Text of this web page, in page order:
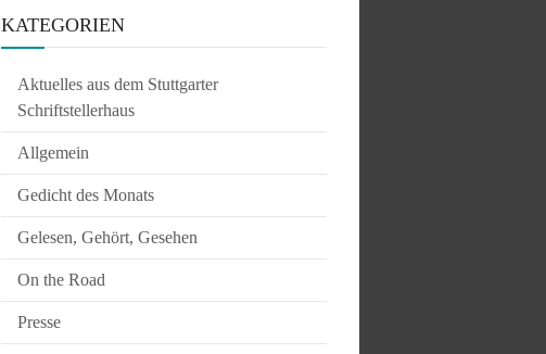
KATEGORIEN
Aktuelles aus dem Stuttgarter
Schriftstellerhaus
Allgemein
Gedicht des Monats
Gelesen, Gehört, Gesehen
On the Road
Presse